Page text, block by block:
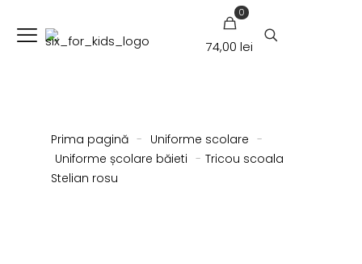
0
74,00 lei
Prima pagină - Uniforme scolare -
Uniforme școlare băieti - Tricou scoala
Stelian rosu